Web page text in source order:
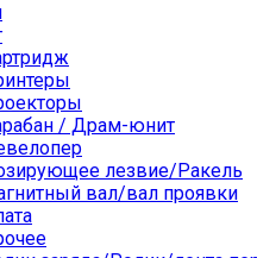
/ Драм-юнит
лезвие/Ракель
вал/вал проявки